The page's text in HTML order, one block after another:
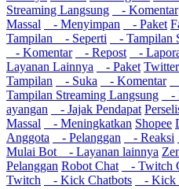
Streaming Langsung
- Komentar
Massal
- Menyimpan - Paket
Tampilan
- Seperti - Tampilan
- Komentar
- Repost -
Layanan Lainnya
- Paket
Tampilan
- Suka - Komentar
Tampilan Streaming Langsung
-
ayangan
- Jajak Pendapat
Massal
- Meningkatkan Shopee
Anggota
- Pelanggan - Reaksi
Mulai Bot
- Layanan lainnya
Pelanggan Robot Chat - Twitch
Twitch
- Kick Chatbots - Kick